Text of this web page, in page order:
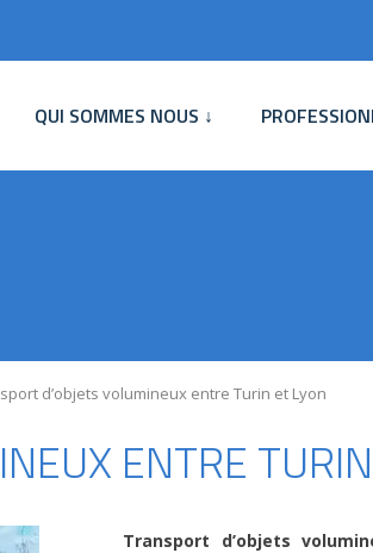
QUI SOMMES NOUS ↓
d’objets volumineux entre Turin et Lyon
ENTRE
Transport d’objets